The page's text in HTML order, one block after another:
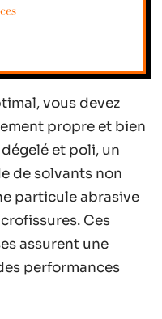
vous devez
propre et bien
et poli, un
de solvants non
particule abrasive
Ces
assurent une
performances